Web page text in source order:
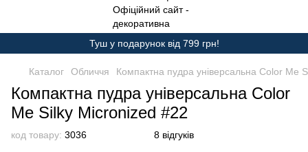
Туш у подарунок від 799 грн!
Каталог Обличчя Компактна пудра універсальна Color Me
Компактна пудра універсальна Color
Me Silky Micronized #22
код товару: 3036 8 відгуків